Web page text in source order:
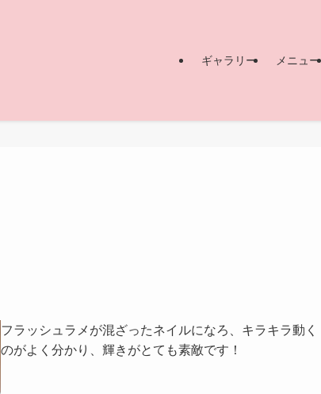
ギャラリー メニュー
フラッシュラメが混ざったネイルになろ、キラキラ動く
のがよく分かり、輝きがとても素敵です！